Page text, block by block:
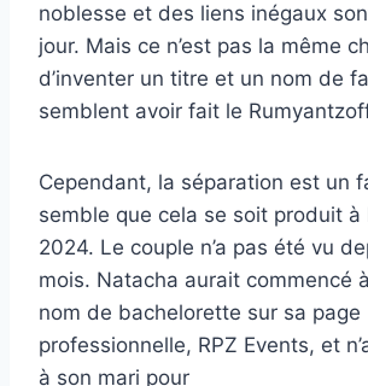
noblesse et des liens inégaux
jour. Mais ce n’est pas la même
d’inventer un titre et un nom de
semblent avoir fait le
Cependant, la séparation est un
semble que cela se soit produit à
2024. Le couple n’a pas été vu
mois. Natacha aurait commencé
nom de bachelorette sur sa page
professionnelle, RPZ Events, et
à son mari pour